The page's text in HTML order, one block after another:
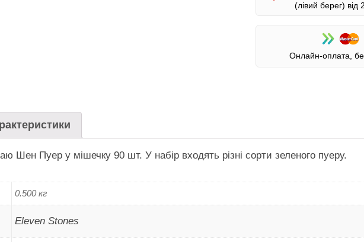
(лівий берег) від
Онлайн-оплата,
Шен Пуер у мішечку 90 шт. У набір входять різні сорти зеленого пуеру.
0.500 кг
Eleven Stones